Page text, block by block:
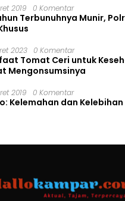
2019 0 Komentar
Terbunuhnya Munir,
2023 0 Komentar
Tomat Ceri untuk
Mengonsumsinya
2019 0 Komentar
Kelemahan dan Kelebihan